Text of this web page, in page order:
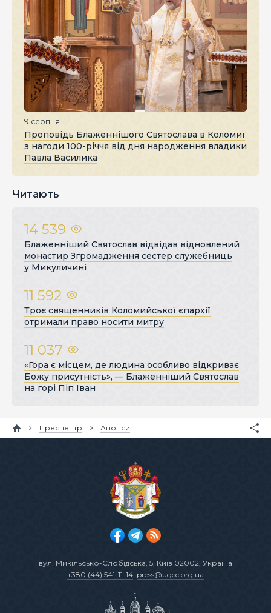
9 серпня
Проповідь Блаженнішого Святослава в Коломиї
з нагоди 100-річчя від дня народження владики
Павла Василика
Читають
14 539
Блаженніший Святослав відвідав відновлений
монастир Згромадження сестер служебниць
у Микуличині
11 592
Троє священників Коломийської єпархії
отримали право носити митру
11 037
«Гора є місцем, де людина особливо відкриває
Божу присутність», — Блаженніший Святослав
на горі Піп Іван
Пресцентр Анонси
вул. Микільсько-Слобідська, 5, Київ 02002, Україна
+380 (44) 541-11-14, press@ugcc.org.ua